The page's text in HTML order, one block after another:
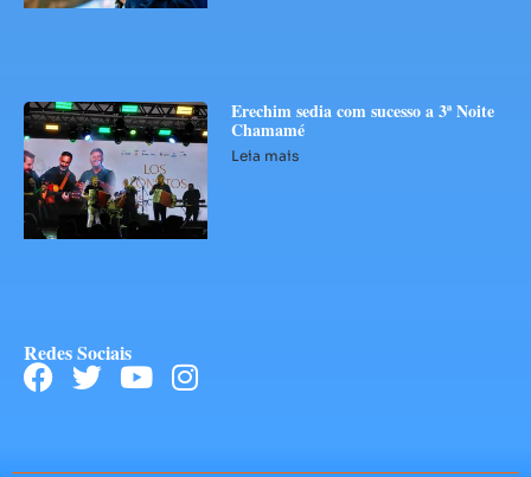
Erechim sedia com sucesso a 3ª Noite
Chamamé
Leia mais
Redes Sociais